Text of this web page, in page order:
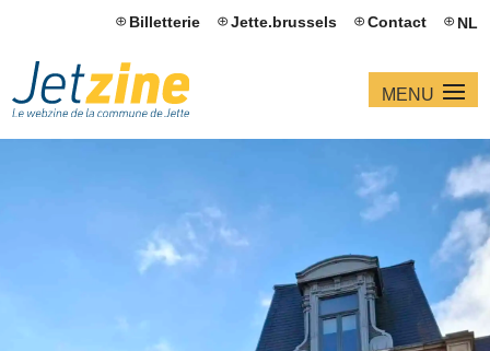
Billetterie Jette.brussels Contact NL